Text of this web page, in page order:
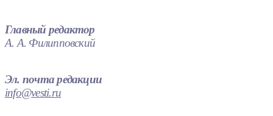
Главный редактор
А. А. Филипповский
Эл. почта редакции
info@vesti.ru